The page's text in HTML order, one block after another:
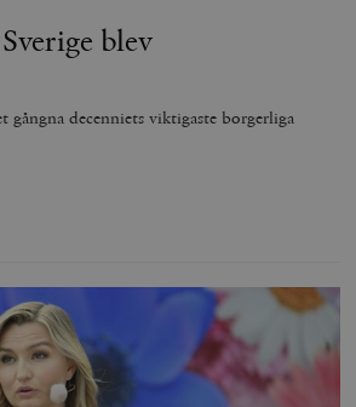
blev
gångna decenniets viktigaste borgerliga